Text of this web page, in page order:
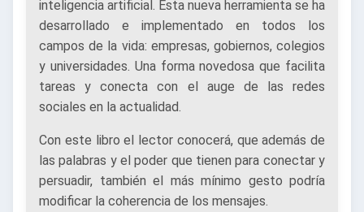
inteligencia artificial. Esta nueva herramienta se ha
desarrollado e implementado en todos los
campos de la vida: empresas, gobiernos, colegios
y universidades. Una forma novedosa que facilita
tareas y conecta con el auge de las redes
sociales en la actualidad.
Con este libro el lector conocerá, que además de
las palabras y el poder que tienen para conectar y
persuadir, también el más mínimo gesto podría
modificar la coherencia de los mensajes.